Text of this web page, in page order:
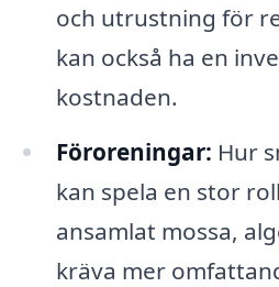
och utrustning för
kan också ha en
kostnaden.
Föroreningar: Hur
kan spela en stor
ansamlat mossa,
kräva mer